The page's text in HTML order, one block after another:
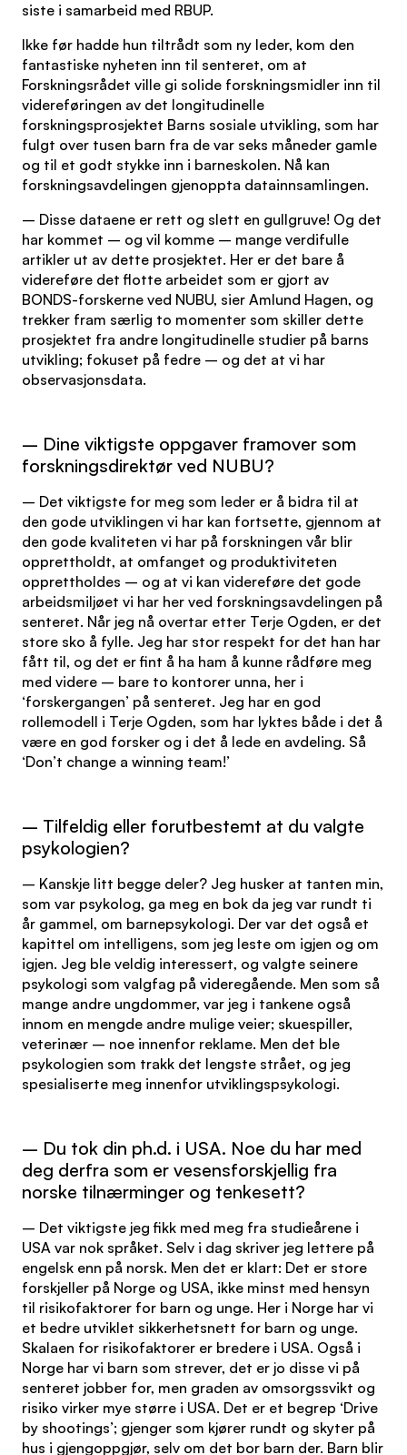
siste i samarbeid med RBUP.
Ikke før hadde hun tiltrådt som ny leder, kom den
fantastiske nyheten inn til senteret, om at
Forskningsrådet ville gi solide forskningsmidler inn til
videreføringen av det longitudinelle
forskningsprosjektet Barns sosiale utvikling, som har
fulgt over tusen barn fra de var seks måneder gamle
og til et godt stykke inn i barneskolen. Nå kan
forskningsavdelingen gjenoppta datainnsamlingen.
– Disse dataene er rett og slett en gullgruve! Og det
har kommet – og vil komme – mange verdifulle
artikler ut av dette prosjektet. Her er det bare å
videreføre det flotte arbeidet som er gjort av
BONDS-forskerne ved NUBU, sier Amlund Hagen, og
trekker fram særlig to momenter som skiller dette
prosjektet fra andre longitudinelle studier på barns
utvikling; fokuset på fedre – og det at vi har
observasjonsdata.
– Dine viktigste oppgaver framover som
forskningsdirektør ved NUBU?
– Det viktigste for meg som leder er å bidra til at
den gode utviklingen vi har kan fortsette, gjennom at
den gode kvaliteten vi har på forskningen vår blir
opprettholdt, at omfanget og produktiviteten
opprettholdes – og at vi kan videreføre det gode
arbeidsmiljøet vi har her ved forskningsavdelingen på
senteret. Når jeg nå overtar etter Terje Ogden, er det
store sko å fylle. Jeg har stor respekt for det han har
fått til, og det er fint å ha ham å kunne rådføre meg
med videre – bare to kontorer unna, her i
‘forskergangen’ på senteret. Jeg har en god
rollemodell i Terje Ogden, som har lyktes både i det å
være en god forsker og i det å lede en avdeling. Så
‘Don’t change a winning team!’
– Tilfeldig eller forutbestemt at du valgte
psykologien?
– Kanskje litt begge deler? Jeg husker at tanten min,
som var psykolog, ga meg en bok da jeg var rundt ti
år gammel, om barnepsykologi. Der var det også et
kapittel om intelligens, som jeg leste om igjen og om
igjen. Jeg ble veldig interessert, og valgte seinere
psykologi som valgfag på videregående. Men som så
mange andre ungdommer, var jeg i tankene også
innom en mengde andre mulige veier; skuespiller,
veterinær – noe innenfor reklame. Men det ble
psykologien som trakk det lengste strået, og jeg
spesialiserte meg innenfor utviklingspsykologi.
– Du tok din ph.d. i USA. Noe du har med
deg derfra som er vesensforskjellig fra
norske tilnærminger og tenkesett?
– Det viktigste jeg fikk med meg fra studieårene i
USA var nok språket. Selv i dag skriver jeg lettere på
engelsk enn på norsk. Men det er klart: Det er store
forskjeller på Norge og USA, ikke minst med hensyn
til risikofaktorer for barn og unge. Her i Norge har vi
et bedre utviklet sikkerhetsnett for barn og unge.
Skalaen for risikofaktorer er bredere i USA. Også i
Norge har vi barn som strever, det er jo disse vi på
senteret jobber for, men graden av omsorgssvikt og
risiko virker mye større i USA. Det er et begrep ‘Drive
by shootings’; gjenger som kjører rundt og skyter på
hus i gjengoppgjør, selv om det bor barn der. Barn blir